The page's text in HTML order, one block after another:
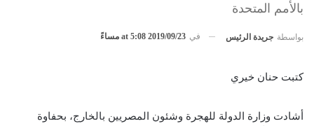
بالأمم المتحدة
بواسطة جريدة الرئيس في 2019/09/23 at 5:08 مساءً
كتبت حنان خيري
أشادت وزارة الدولة للهجرة وشئون المصريين بالخارج، بحفاوة